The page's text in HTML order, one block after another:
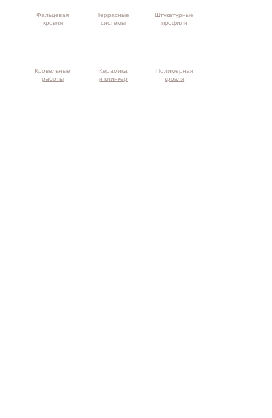
Фальцевая
кровля
Террасные
системы
Штукатурные
профили
Кровельные
работы
Керамика
и клинкер
Полимерная
кровля